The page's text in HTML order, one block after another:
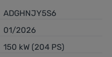
ADGHNJY5S6
01/2026
150 kW (204 PS)